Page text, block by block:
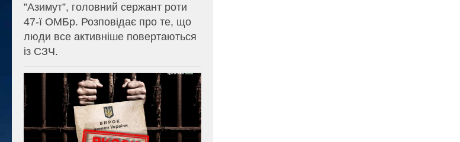
⁨”Азимут”, головний сержант роти
47-ї ОМБр. Розповідає про те, що
люди все активніше повертаються
із СЗЧ.